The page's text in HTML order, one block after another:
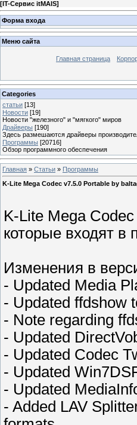
[IT-Сервис itMAIS]
Форма входа
Меню сайта
Главная страница
Categories
статьи [13]
Новости [19]
Новости "железного" и "мягкого" миров
Драйверы [190]
Здесь размешаются драйверы
Программы [20716]
Обзор программного обеспечения
Главная » Статьи » Программы
K-Lite Mega Codec v7.5.0 Portable by
K-Lite Mega
которые входят в
Изменения в
- Updated Media
- Updated ffdshow
- Note regarding
- Updated
- Updated Codec
- Updated
- Updated
- Added LAV